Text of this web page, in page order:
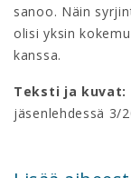
sanoo. Näin
olisi yksin
kanssa.
Teksti ja kuvat:
jäsenlehdessä 3/